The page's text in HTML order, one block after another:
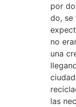
por
do, se
no
una
las